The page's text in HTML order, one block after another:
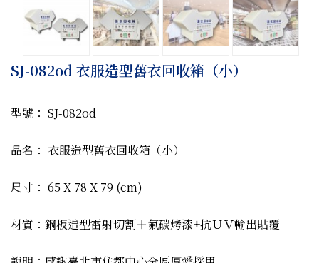
SJ-082od 衣服造型舊衣回收箱（小）
型號： SJ-082od
品名： 衣服造型舊衣回收箱（小）
尺寸： 65 X 78 X 79 (cm)
材質：鋼板造型雷射切割＋氟碳烤漆+抗ＵＶ輸出貼覆